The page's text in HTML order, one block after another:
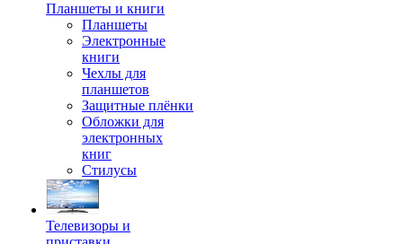
Планшеты и книги
Планшеты
Электронные
книги
Чехлы для
планшетов
Защитные плёнки
Обложки для
электронных
книг
Стилусы
Телевизоры и